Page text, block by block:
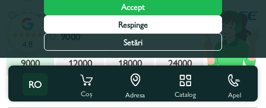
Codul produsului:652701
Putere, BTU:9000
9000
12000 18000
24000
Toate caracteristicile
Cu acest produs se cumpără
RO
Coș Adresa Catalog Apel
4.8
Accept
Respinge
Setări